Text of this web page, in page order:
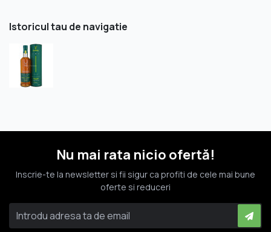
Istoricul tau de navigatie
Nu mai rata nicio ofertă!
Inscrie-te la newsletter si fii sigur ca profiti de cele mai bune
oferte si reduceri